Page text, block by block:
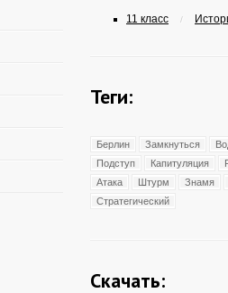
11 класс /
Теги:
Берлин Замкнуться
Подступ
Капитуляция
Атака
Штурм
Знамя
Стратегический
Скачать: